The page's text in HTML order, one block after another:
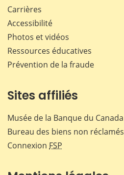
Carrières
Accessibilité
Photos et vidéos
Ressources éducatives
Prévention de la fraude
Sites affiliés
Musée de la Banque du Canada
Bureau des biens non réclamés
Connexion FSP